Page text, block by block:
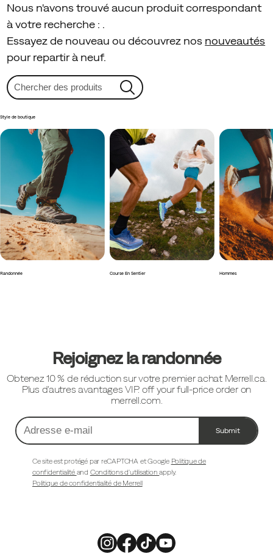
Nous n'avons trouvé aucun produit correspondant
à votre recherche : .
Essayez de nouveau ou découvrez nos nouveautés
pour repartir à neuf.
Style de boutique
Randonnée Course En Sentier Hommes
page
Rejoignez la randonnée
Obtenez 10 % de réduction sur votre premier achat Merrell.ca.
Plus d'autres avantages VIP. off your full-price order on
merrell.com.
Adresse
e-
mail
Submit
Ce site est protégé par reCAPTCHA et Google Politique de
confidentialité and Conditions d'utilisationapply.
Politique de confidentialité de Merrell